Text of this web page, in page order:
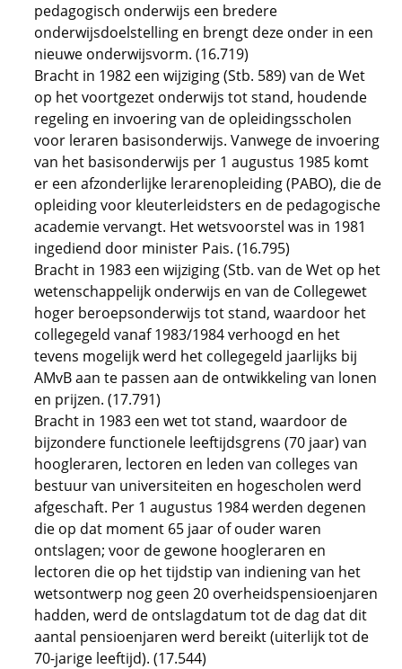
pedagogisch onderwijs een bredere
onderwijsdoelstelling en brengt deze onder in een
nieuwe onderwijsvorm. (16.719)
Bracht in 1982 een wijziging (Stb. 589) van de Wet
op het voortgezet onderwijs tot stand, houdende
regeling en invoering van de opleidingsscholen
voor leraren basisonderwijs. Vanwege de invoering
van het basisonderwijs per 1 augustus 1985 komt
er een afzonderlijke lerarenopleiding (PABO), die de
opleiding voor kleuterleidsters en de pedagogische
academie vervangt. Het wetsvoorstel was in 1981
ingediend door minister Pais. (16.795)
Bracht in 1983 een wijziging (Stb. van de Wet op het
wetenschappelijk onderwijs en van de Collegewet
hoger beroepsonderwijs tot stand, waardoor het
collegegeld vanaf 1983/1984 verhoogd en het
tevens mogelijk werd het collegegeld jaarlijks bij
AMvB aan te passen aan de ontwikkeling van lonen
en prijzen. (17.791)
Bracht in 1983 een wet tot stand, waardoor de
bijzondere functionele leeftijdsgrens (70 jaar) van
hoogleraren, lectoren en leden van colleges van
bestuur van universiteiten en hogescholen werd
afgeschaft. Per 1 augustus 1984 werden degenen
die op dat moment 65 jaar of ouder waren
ontslagen; voor de gewone hoogleraren en
lectoren die op het tijdstip van indiening van het
wetsontwerp nog geen 20 overheidspensioenjaren
hadden, werd de ontslagdatum tot de dag dat dit
aantal pensioenjaren werd bereikt (uiterlijk tot de
70-jarige leeftijd). (17.544)